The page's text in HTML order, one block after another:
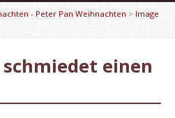
- Peter Pan Weihnachten>Image
einen